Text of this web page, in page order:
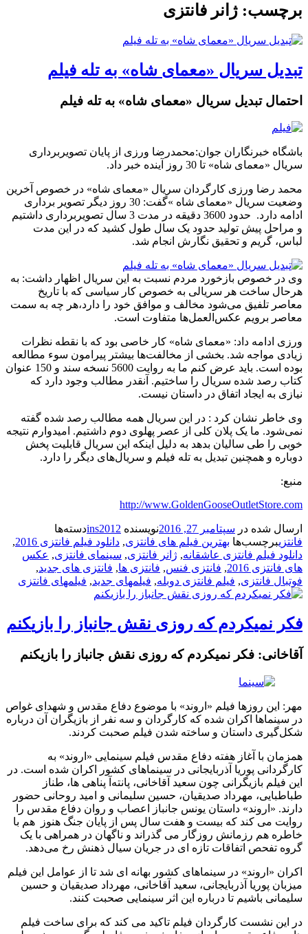
برچسب: ژانر فانتزی
تبدیل سریال «معمای شاه» به تله فیلم
احتمال تبدیل سریال «معمای شاه» به تله فیلم
باشگاه خبرنگاران جوان:محمدرضا ورزی از پایان تصویربرداری
سریال «معمای شاه» تا 30 روز آینده خبر داد.
محمد رضا ورزی کارگردان سریال «معمای شاه» در خصوص آخرین
وضعیت سریال «معمای شاه »گفت: 30 روز دیگر تصویر ‌برداری
ادامه دارد. حدود 3600 دقیقه در مدت 3 سال تصویربرداری داشتیم
و مراحل پیش تولید حدود یک سال طول کشید که در این مدت
لباس، گریم و تحقیق نگارش انجام شد.
وی در خصوص بازخورد مردم نسبت به این سریال اظهار داشت: به
هرحال ساخت هر سریالی به خصوص کار سیاسی که با تاریخ
معاصر تلفیق می‌شود مخالف و موافق خود را دارد،هر چه به سمت
معاصر برویم عکس‌العمل‌ها متفاوت است.
ورزی ادامه داد: «معمای شاه» کار خاصی بود که با نقطه نظرات
زیادی مواجه شد. بخشی از مخالفت‌ها بیشتر پیرامون سوء مطالعه
بوده است. باید عرض کنم ما به روایت 5600 نسخه سند و 150 عنوان
کتاب رصد شده سریال را ساختیم. آنقدر مطالب وجود دارد که
نیازی به ایجاد اتفاق در داستان نیست.
وی خاطر نشان کرد : در این سریال همه مطالب رصد شده گفته
نمی‌شود. ما یک پلان کلی از عصر پهلوی دوم داشتیم. امیدوارم نتیجه
خوبی را طی سالیان بدهد به دلیل اینکه این سریال قابلیت پخش
دوباره و همچنین تبدیل به تله فیلم و سریال‌های دیگر را دارد.
منبع:
http://www.GoldenGooseOutletStore.com
ارسال شده در سپتامبر 27, 2016 نویسنده ins2012دسته‌ها
فانتزیبرچسب‌ها بهترین فیلم های فانتزی, دانلود فیلم فانتزی 2016
,
دانلود فیلم فانتزی عاشقانه, ژانر فانتزی, سینمای فانتزی, عکس
های فانتزی 2016
, فانتزی فنس, فانتزی ها, فانتزی های جدید,
فوتبال فانتزی, فیلم فانتزی دوبله, فیلمهای جدید, فیلمهای فانتزی
فکر نمی‎کردم که روزی نقش جانباز را بازی‎کنم
آقاخانی: فکر نمی‎کردم که روزی نقش جانباز را بازی‎کنم
مهر: این روزها فیلم «اروند» با موضوع دفاع مقدس و شهدای غواص
در سینماها اکران شده که کارگردان و سه نفر از بازیگران آن درباره
شکل‌گیری داستان و ساخته شدن فیلم صحبت کردند.
همزمان با آغاز هفته دفاع مقدس فیلم سینمایی «اروند» به
کارگردانی پوریا آذربایجانی در سینماهای کشور اکران شده است. در
این فیلم بازیگرانی چون سعید آقاخانی، پانته‌آ پناهی ها، طناز
طباطبایی، مهرداد صدیقیان، حسین سلیمانی و امید روحانی حضور
دارند. «اروند» داستان یونس جانباز اعصاب و روان دفاع مقدس را
روایت می کند که بیست و هفت سال پس از پایان جنگ هنوز هم با
خاطره هم رزمانش روزگار می گذراند و ناگهان در همراهی با یک
گروه تفحص اتفاقات تازه ای در جریان سیال ذهنش رخ می‌دهد.
اکران «اروند» در سینماهای کشور بهانه ای شد تا از عوامل این فیلم
میزبان پوریا آذربایجانی، سعید آقاخانی، مهرداد صدیقیان و حسین
سلیمانی باشیم تا درباره این اثر سینمایی صحبت کنند.
در این نشست کارگردان فیلم تاکید می کند که برای ساخت فیلم